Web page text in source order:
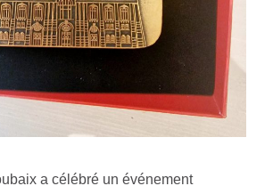
a célébré un événement